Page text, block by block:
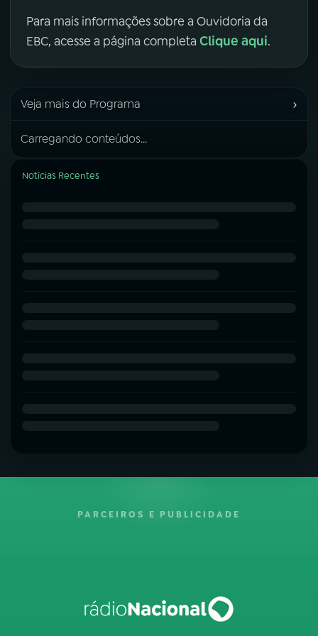
Para mais informações sobre a Ouvidoria da
EBC, acesse a página completa Clique aqui.
Veja mais do Programa ›
Carregando conteúdos...
Notícias Recentes
PARCEIROS E PUBLICIDADE